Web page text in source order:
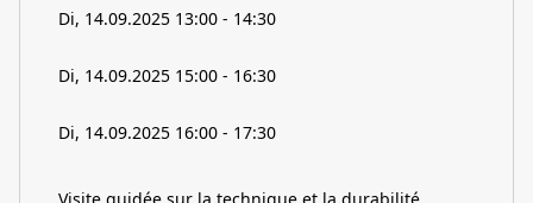
Di, 14.09.2025 13:00 - 14:30
Di, 14.09.2025 15:00 - 16:30
Di, 14.09.2025 16:00 - 17:30